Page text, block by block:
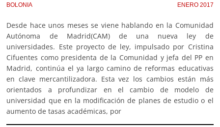
BOLONIA ENERO 2017
Desde hace unos meses se viene hablando en la Comunidad
Autónoma de Madrid(CAM) de una nueva ley de
universidades. Este proyecto de ley, impulsado por Cristina
Cifuentes como presidenta de la Comunidad y jefa del PP en
Madrid, continúa el ya largo camino de reformas educativas
en clave mercantilizadora. Esta vez los cambios están más
orientados a profundizar en el cambio de modelo de
universidad que en la modificación de planes de estudio o el
aumento de tasas académicas, por